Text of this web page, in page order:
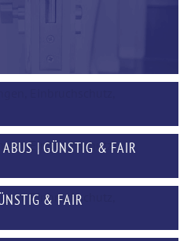
| GÜNSTIG & FAIR
& FAIR